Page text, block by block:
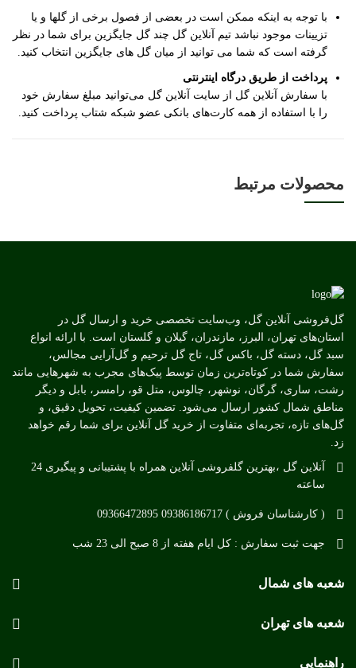
با توجه به اینکه ممکن است در بعضی از فصول برخی از گلها و یا
تزیینات موجود نباشد تیم آنلاین گل چند گل جایگزین برای شما در نظر
گرفته است که شما می توانید از میان گل های جایگزین انتخاب کنید.
پرداخت از طریق درگاه اینترنتی
با سفارش آنلاین گل از سایت آنلاین گل می‌توانید مبلغ سفارش خود
را با استفاده از همه کارت‌های بانکی عضو شبکه شتاب پرداخت کنید.
محصولات مرتبط
گل‌فروشی آنلاین گل، وب‌سایت تخصصی خرید و ارسال گل در
استان‌های تهران، البرز، مازندران، گیلان و گلستان است. با ارائه انواع
سبد گل، دسته گل، باکس گل، تاج گل ترحیم و گل‌آرایی مجالس،
سفارش شما در کوتاه‌ترین زمان توسط پیک‌های مجرب به شهرهایی مانند
رشت، ساری، گرگان، نوشهر، چالوس، متل قو، رامسر، بابل و دیگر
مناطق شمال کشور ارسال می‌شود. تضمین کیفیت، تحویل دقیق، و
گل‌های تازه، تجربه‌ای متفاوت از خرید گل آنلاین برای شما رقم خواهد
زد.
آنلاین گل ،بهترین گلفروشی آنلاین همراه با پشتیبانی و پیگیری 24
ساعته
( کارشناسان فروش ) 09386186717 09366472895
جهت ثبت سفارش : کل ایام هفته از 8 صبح الی 23 شب
شعبه های شمال
شعبه های تهران
راهنمایی